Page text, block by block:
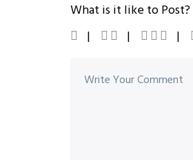
What is it like to Post?